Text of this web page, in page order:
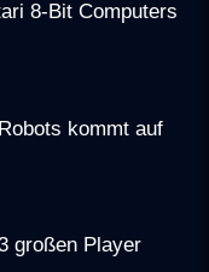
8-Bit Computers
kommt auf
großen Player